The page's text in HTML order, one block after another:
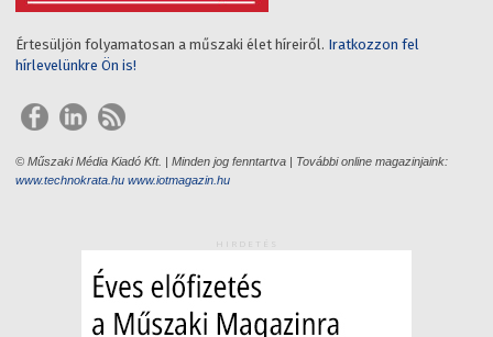
Értesüljön folyamatosan a műszaki élet híreiről. Iratkozzon fel
hírlevelünkre Ön is!
© Műszaki Média Kiadó Kft. | Minden jog fenntartva | További online magazinjaink:
www.technokrata.hu www.iotmagazin.hu
HIRDETÉS